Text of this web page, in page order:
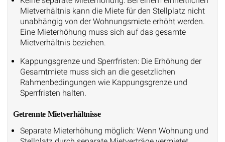
Mietverhältnis kann die Miete für den Stellplatz nicht
unabhängig von der Wohnungsmiete erhöht werden.
Eine Mieterhöhung muss sich auf das gesamte
Mietverhältnis beziehen.
Kappungsgrenze und Sperrfristen: Die Erhöhung der
Gesamtmiete muss sich an die gesetzlichen
Rahmenbedingungen wie Kappungsgrenze und
Sperrfristen halten.
Getrennte Mietverhältnisse
Separate Mieterhöhung möglich: Wenn Wohnung und